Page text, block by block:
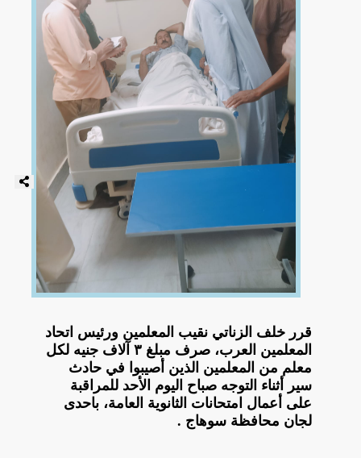
قرر خلف الزناتي نقيب المعلمين ورئيس اتحاد
المعلمين العرب، صرف مبلغ ٣ آلاف جنيه لكل
معلم من المعلمين الذين أصيبوا في حادث
سير أثناء التوجه صباح اليوم الأحد للمراقبة
على أعمال امتحانات الثانوية العامة، باحدى
لجان محافظة سوهاج .